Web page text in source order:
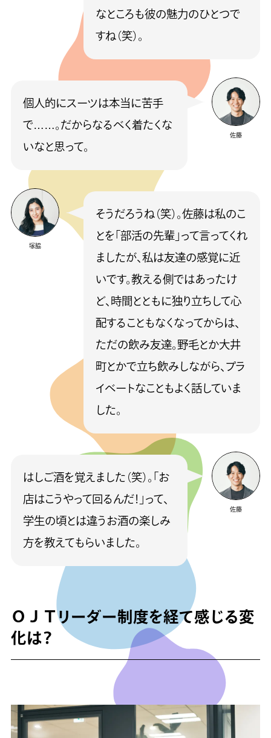
なところも彼の魅力のひとつで
すね（笑）。
佐藤
個人的にスーツは本当に苦手
で……。だからなるべく着たくな
いなと思って。
塚脇
そうだろうね（笑）。佐藤は私のこ
とを「部活の先輩」って言ってくれ
ましたが、私は友達の感覚に近
いです。教える側ではあったけ
ど、時間とともに独り立ちして心
配することもなくなってからは、
ただの飲み友達。野毛とか大井
町とかで立ち飲みしながら、プラ
イベートなこともよく話していま
した。
佐藤
はしご酒を覚えました（笑）。「お
店はこうやって回るんだ！」って、
学生の頃とは違うお酒の楽しみ
方を教えてもらいました。
ＯＪＴリーダー制度を経て感じる変
化は？